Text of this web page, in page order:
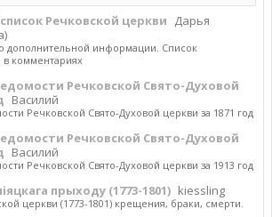
Речковской церкви Дарья
дополнительной информации. Список
в комментариях
Речковской Свято-Духовой
Василий
Речковской Свято-Духовой церкви за 1871 год
Речковской Свято-Духовой
Василий
Речковской Свято-Духовой церкви за 1913 год
прыходу (1773-1801) kiessling
церкви (1773-1801) крещения, браки, смерти.